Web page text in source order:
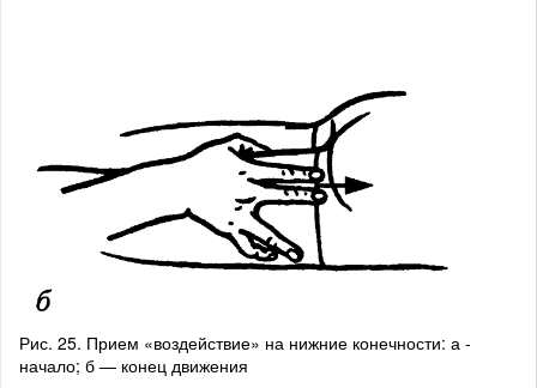
Рис. 25. Прием «воздействие» на нижние конечности: а -
начало; б — конец движения